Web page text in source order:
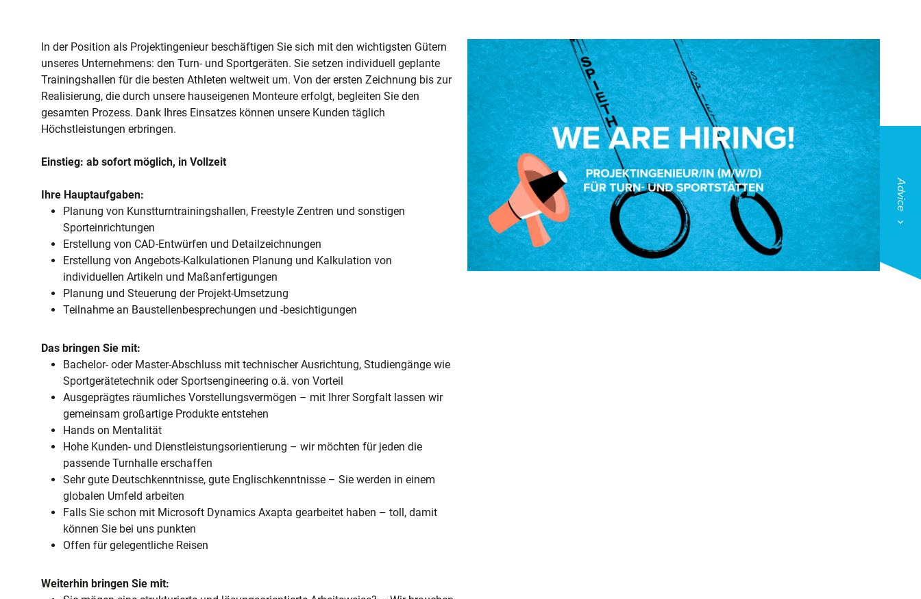
In der Position als Projektingenieur beschäftigen Sie sich mit den wichtigsten Gütern
unseres Unternehmens: den Turn- und Sportgeräten. Sie setzen individuell geplante
Trainingshallen für die besten Athleten weltweit um. Von der ersten Zeichnung bis zur
Realisierung, die durch unsere hauseigenen Monteure erfolgt, begleiten Sie den
gesamten Prozess. Dank Ihres Einsatzes können unsere Kunden täglich
Höchstleistungen erbringen.
Einstieg: ab sofort möglich, in Vollzeit
Ihre Hauptaufgaben:
Planung von Kunstturntrainingshallen, Freestyle Zentren und sonstigen
Sporteinrichtungen
Erstellung von CAD-Entwürfen und Detailzeichnungen
Erstellung von Angebots-Kalkulationen Planung und Kalkulation von
individuellen Artikeln und Maßanfertigungen
Planung und Steuerung der Projekt-Umsetzung
Teilnahme an Baustellenbesprechungen und -besichtigungen
Das bringen Sie mit:
Bachelor- oder Master-Abschluss mit technischer Ausrichtung, Studiengänge wie
Sportgerätetechnik oder Sportsengineering o.ä. von Vorteil
Ausgeprägtes räumliches Vorstellungsvermögen – mit Ihrer Sorgfalt lassen wir
gemeinsam großartige Produkte entstehen
Hands on Mentalität
Hohe Kunden- und Dienstleistungsorientierung – wir möchten für jeden die
passende Turnhalle erschaffen
Sehr gute Deutschkenntnisse, gute Englischkenntnisse – Sie werden in einem
globalen Umfeld arbeiten
Falls Sie schon mit Microsoft Dynamics Axapta gearbeitet haben – toll, damit
können Sie bei uns punkten
Offen für gelegentliche Reisen
Weiterhin bringen Sie mit:
Advice